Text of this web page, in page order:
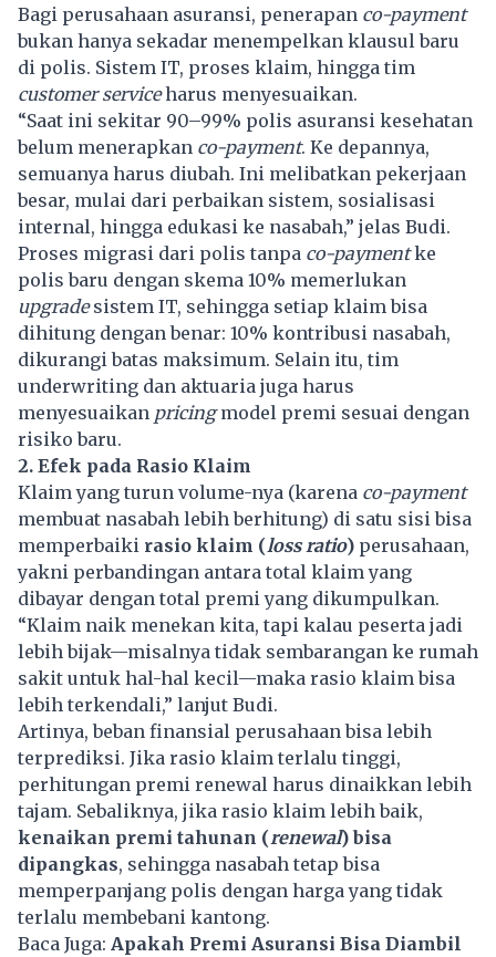
Bagi perusahaan asuransi, penerapan co-payment
bukan hanya sekadar menempelkan klausul baru
di polis. Sistem IT, proses klaim, hingga tim
customer serviceharus menyesuaikan.
“Saat ini sekitar 90–99% polis asuransi kesehatan
belum menerapkan co-payment. Ke depannya,
semuanya harus diubah. Ini melibatkan pekerjaan
besar, mulai dari perbaikan sistem, sosialisasi
internal, hingga edukasi ke nasabah,” jelas Budi.
Proses migrasi dari polis tanpa co-paymentke
polis baru dengan skema 10% memerlukan
upgradesistem IT, sehingga setiap klaim bisa
dihitung dengan benar: 10% kontribusi nasabah,
dikurangi batas maksimum. Selain itu, tim
underwriting dan aktuaria juga harus
menyesuaikan pricingmodel premi sesuai dengan
risiko baru.
2. Efek pada Rasio Klaim
Klaim yang turun volume-nya (karena co-payment
membuat nasabah lebih berhitung) di satu sisi bisa
memperbaiki rasio klaim (loss ratio) perusahaan,
yakni perbandingan antara total klaim yang
dibayar dengan total premi yang dikumpulkan.
“Klaim naik menekan kita, tapi kalau peserta jadi
lebih bijak—misalnya tidak sembarangan ke rumah
sakit untuk hal-hal kecil—maka rasio klaim bisa
lebih terkendali,” lanjut Budi.
Artinya, beban finansial perusahaan bisa lebih
terprediksi. Jika rasio klaim terlalu tinggi,
perhitungan premi renewal harus dinaikkan lebih
tajam. Sebaliknya, jika rasio klaim lebih baik,
kenaikan premi tahunan (renewal) bisa
dipangkas, sehingga nasabah tetap bisa
memperpanjang polis dengan harga yang tidak
terlalu membebani kantong.
Baca Juga: Apakah Premi Asuransi Bisa Diambil